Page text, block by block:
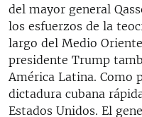
del mayor general
los esfuerzos de la
largo del Medio
presidente Trump
América Latina. Como
dictadura cubana
Estados Unidos. El